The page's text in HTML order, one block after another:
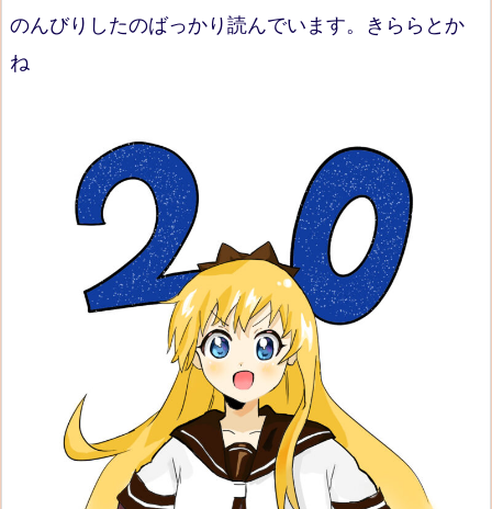
のんびりしたのばっかり読んでいます。きららとか
ね